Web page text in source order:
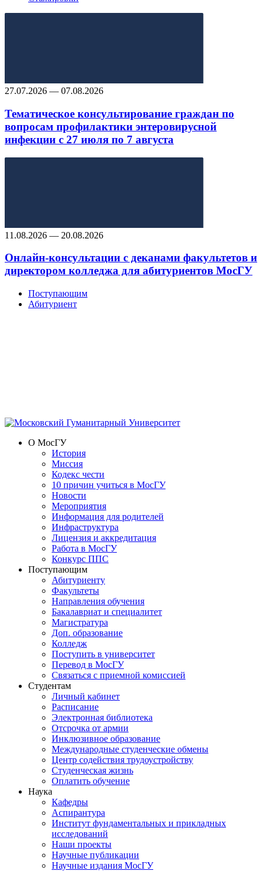
27.07.2026 — 07.08.2026
Тематическое консультирование граждан по
вопросам профилактики энтеровирусной
инфекции с 27 июля по 7 августа
11.08.2026 — 20.08.2026
Онлайн-консультации с деканами факультетов и
директором колледжа для абитуриентов МосГУ
Поступающим
Абитуриент
О МосГУ
История
Миссия
Кодекс чести
10 причин учиться в МосГУ
Новости
Мероприятия
Информация для родителей
Инфраструктура
Лицензия и аккредитация
Работа в МосГУ
Конкурс ППС
Поступающим
Абитуриенту
Факультеты
Направления обучения
Бакалавриат и специалитет
Магистратура
Доп. образование
Колледж
Поступить в университет
Перевод в МосГУ
Связаться с приемной комиссией
Студентам
Личный кабинет
Расписание
Электронная библиотека
Отсрочка от армии
Инклюзивное образование
Международные студенческие обмены
Центр содействия трудоустройству
Студенческая жизнь
Оплатить обучение
Наука
Кафедры
Аспирантура
Институт фундаментальных и прикладных
исследований
Наши проекты
Научные публикации
Научные издания МосГУ